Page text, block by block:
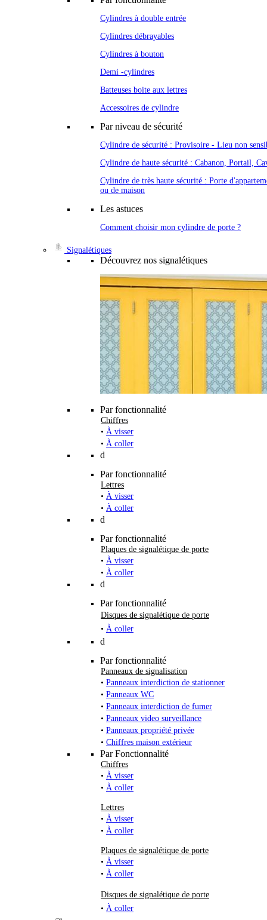
Cylindres à double entrée
Cylindres débrayables
Cylindres à bouton
Demi -cylindres
Batteuses boite aux lettres
Accessoires de cylindre
Par niveau de sécurité
Cylindre de sécurité : Provisoire - Lieu non
Cylindre de haute sécurité : Cabanon, Portail,
Cylindre de très haute sécurité : Porte
ou de maison
Les astuces
Comment choisir mon cylindre de porte ?
Signalétiques
Découvrez nos signalétiques
Par fonctionnalité
Chiffres
• À visser
• À coller
d
Par fonctionnalité
Lettres
• À visser
• À coller
d
Par fonctionnalité
Plaques de signalétique de porte
• À visser
• À coller
d
Par fonctionnalité
Disques de signalétique de porte
• À coller
d
Par fonctionnalité
Panneaux de signalisation
• Panneaux interdiction de stationner
• Panneaux WC
• Panneaux interdiction de fumer
• Panneaux video surveillance
• Panneaux propriété privée
• Chiffres maison extérieur
Par Fonctionnalité
Chiffres
• À visser
• À coller
Lettres
• À visser
• À coller
Plaques de signalétique de porte
• À visser
• À coller
Disques de signalétique de porte
• À coller